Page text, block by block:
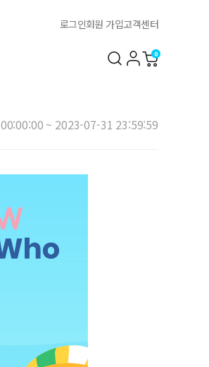
로그인회원 가입고객센터
0
~ 2023-07-31 23:59:59